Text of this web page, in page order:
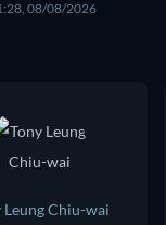
08/08/2026
Leung Chiu-wai